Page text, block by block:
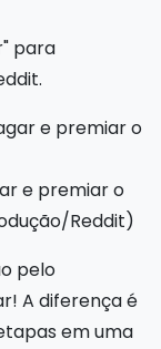
para
e premiar o
Reddit)
pelo
A diferença é
em uma